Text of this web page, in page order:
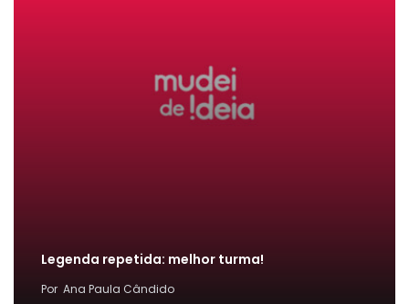
Legenda repetida: melhor turma!
Por Ana Paula Cândido